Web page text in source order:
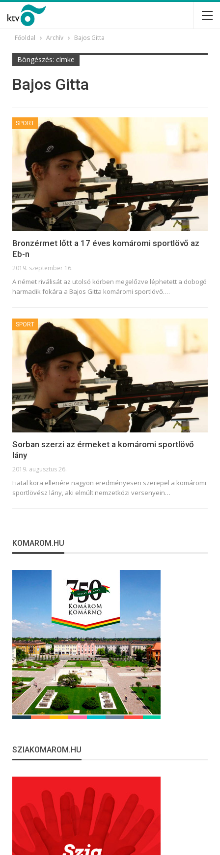
Főoldal Archív Bajos Gitta
Böngészés: címke
Bajos Gitta
SPORT
Bronzérmet lőtt a 17 éves komáromi sportlövő az
Eb-n
2019. szeptember 16.
A német riválisát az utolsó körben megelőzve léphetett a dobogó
harmadik fokára a Bajos Gitta komáromi sportlövő.…
SPORT
Sorban szerzi az érmeket a komáromi sportlövő
lány
2019. augusztus 26.
Fiatal kora ellenére nagyon eredményesen szerepel a komáromi
sportlövész lány, aki elmúlt nemzetközi versenyein…
KOMAROM.HU
SZIAKOMAROM.HU